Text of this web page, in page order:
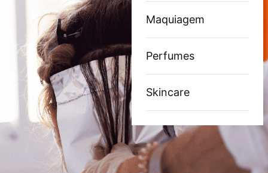
Maquiagem
Perfumes
Skincare